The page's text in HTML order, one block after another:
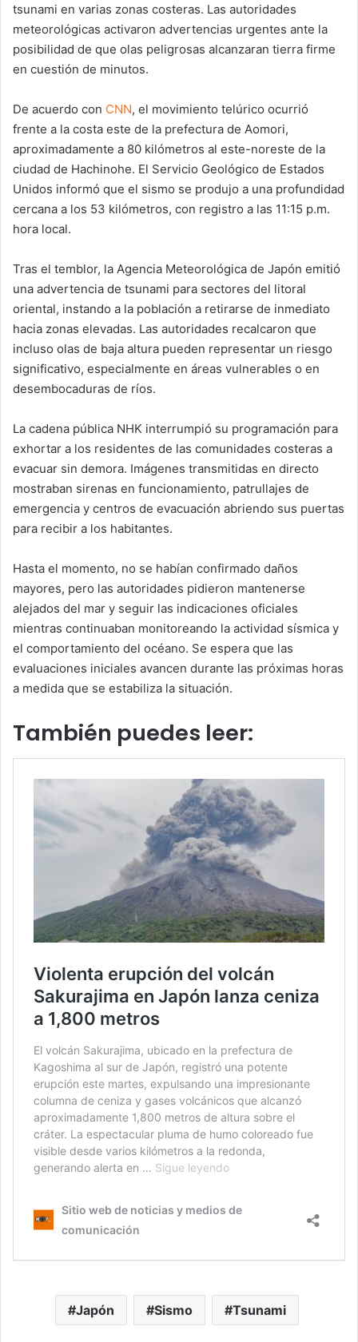
tsunami en varias zonas costeras. Las autoridades
meteorológicas activaron advertencias urgentes ante la
posibilidad de que olas peligrosas alcanzaran tierra firme
en cuestión de minutos.
De acuerdo con CNN, el movimiento telúrico ocurrió
frente a la costa este de la prefectura de Aomori,
aproximadamente a 80 kilómetros al este-noreste de la
ciudad de Hachinohe. El Servicio Geológico de Estados
Unidos informó que el sismo se produjo a una profundidad
cercana a los 53 kilómetros, con registro a las 11:15 p.m.
hora local.
Tras el temblor, la Agencia Meteorológica de Japón emitió
una advertencia de tsunami para sectores del litoral
oriental, instando a la población a retirarse de inmediato
hacia zonas elevadas. Las autoridades recalcaron que
incluso olas de baja altura pueden representar un riesgo
significativo, especialmente en áreas vulnerables o en
desembocaduras de ríos.
La cadena pública NHK interrumpió su programación para
exhortar a los residentes de las comunidades costeras a
evacuar sin demora. Imágenes transmitidas en directo
mostraban sirenas en funcionamiento, patrullajes de
emergencia y centros de evacuación abriendo sus puertas
para recibir a los habitantes.
Hasta el momento, no se habían confirmado daños
mayores, pero las autoridades pidieron mantenerse
alejados del mar y seguir las indicaciones oficiales
mientras continuaban monitoreando la actividad sísmica y
el comportamiento del océano. Se espera que las
evaluaciones iniciales avancen durante las próximas horas
a medida que se estabiliza la situación.
También puedes leer:
Japón Sismo Tsunami